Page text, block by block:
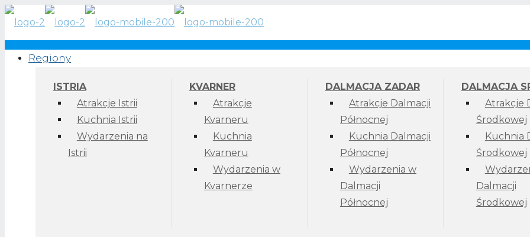
Regiony
ISTRIA
Atrakcje Istrii
Kuchnia Istrii
Wydarzenia na
Istrii
KVARNER
Atrakcje
Kvarneru
Kuchnia
Kvarneru
Wydarzenia w
Kvarnerze
DALMACJA ZADAR
Atrakcje Dalmacji
Północnej
Kuchnia Dalmacji
Północnej
Wydarzenia w
Dalmacji
Północnej
DALMACJA
Atrakcje
Środkowej
Kuchnia
Środkowej
Dalmacji
Środkowej